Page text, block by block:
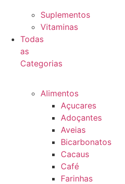
Suplementos
Vitaminas
Todas
as
Categorias
Alimentos
Açucares
Adoçantes
Aveias
Bicarbonatos
Cacaus
Café
Farinhas